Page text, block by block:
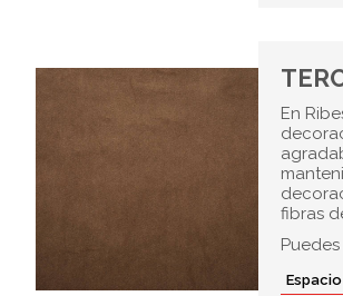
En
fibras
Espacio